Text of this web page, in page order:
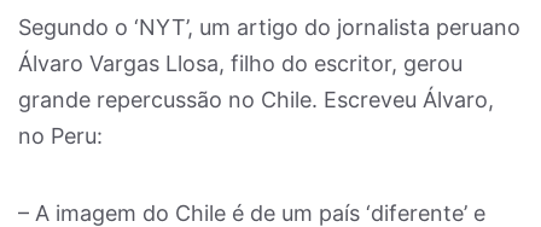
Segundo o ‘NYT’, um artigo do jornalista peruano
Álvaro Vargas Llosa, filho do escritor, gerou
grande repercussão no Chile. Escreveu Álvaro,
no Peru:
– A imagem do Chile é de um país ‘diferente’ e